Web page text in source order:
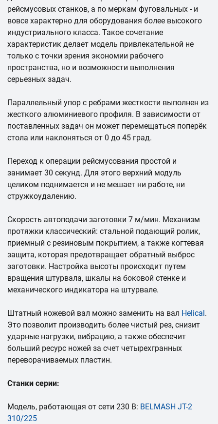
рейсмусовых станков, а по меркам фуговальных - и
вовсе характерно для оборудования более высокого
индустриального класса. Такое сочетание
характеристик делает модель привлекательной не
только с точки зрения экономии рабочего
пространства, но и возможности выполнения
серьезных задач.
Параллельный упор с ребрами жесткости выполнен из
жесткого алюминиевого профиля. В зависимости от
поставленных задач он может перемещаться поперёк
стола или наклоняться от 0 до 45 град.
Переход к операции рейсмусования простой и
занимает 30 секунд. Для этого верхний модуль
целиком поднимается и не мешает ни работе, ни
стружкоудалению.
Скорость автоподачи заготовки 7 м/мин. Механизм
протяжки классический: стальной подающий ролик,
приемный с резиновым покрытием, а также когтевая
защита, которая предотвращает обратный выброс
заготовки. Настройка высоты происходит путем
вращения штурвала, шкалы на боковой стенке и
механического индикатора на штурвале.
Штатный ножевой вал можно заменить на вал Helica .
Это позволит производить более чистый рез, снизит
ударные нагрузки, вибрацию, а также обеспечит
больший ресурс ножей за счет четырехгранных
переворачиваемых пластин.
Станки серии:
Модель, работающая от сети 230 В: BELMASH JT-2
310/225